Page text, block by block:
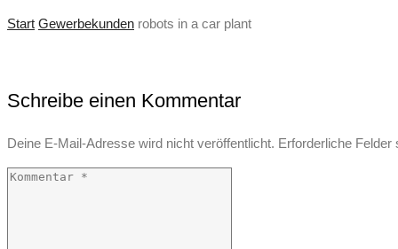
Start Gewerbekunden robots in a car plant
Schreibe einen Kommentar
Deine E-Mail-Adresse wird nicht veröffentlicht. Erforderliche